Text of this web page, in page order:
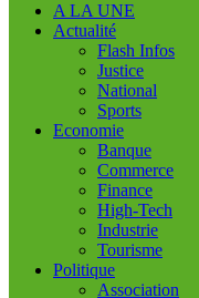
A LA UNE
Actualité
Flash Infos
Justice
National
Sports
Economie
Banque
Commerce
Finance
High-Tech
Industrie
Tourisme
Politique
Association